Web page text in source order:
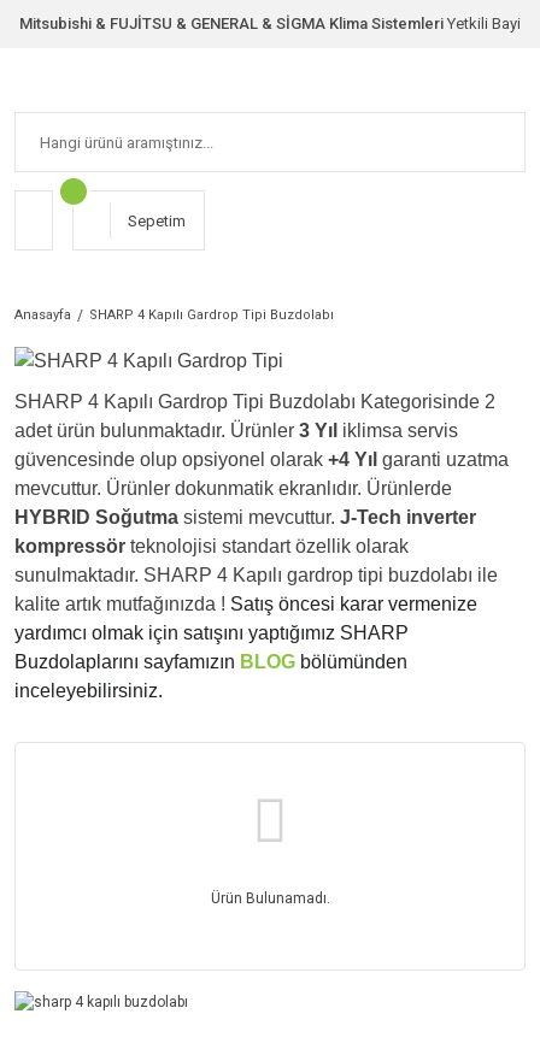
Mitsubishi & FUJİTSU & GENERAL & SİGMA Klima Sistemleri Yetkili Bayi
Sepetim
Anasayfa SHARP 4 Kapılı Gardrop Tipi Buzdolabı
SHARP 4 Kapılı Gardrop Tipi Buzdolabı Kategorisinde 2
adet ürün bulunmaktadır. Ürünler 3 Yıl iklimsa servis
güvencesinde olup opsiyonel olarak +4 Yıl garanti uzatma
mevcuttur. Ürünler dokunmatik ekranlıdır. Ürünlerde
HYBRID Soğutma sistemi mevcuttur. J-Tech inverter
kompressör teknolojisi standart özellik olarak
sunulmaktadır. SHARP 4 Kapılı gardrop tipi buzdolabı ile
kalite artık mutfağınızda ! Satış öncesi karar vermenize
yardımcı olmak için satışını yaptığımız SHARP
Buzdolaplarını sayfamızın BLOG bölümünden
inceleyebilirsiniz.
Ürün Bulunamadı.